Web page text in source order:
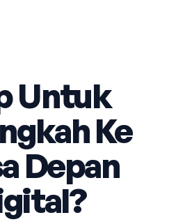
Untuk
Ke
Depan